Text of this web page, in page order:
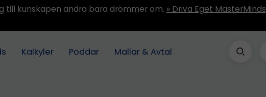
till kunskapen andra bara drömmer om. » Driva Eget MasterMinds
Kalkyler Poddar Mallar & Avtal